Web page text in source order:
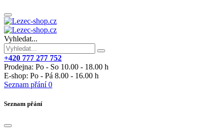
Vyhledat...
+420 777 277 752
Prodejna: Po - So 10.00 - 18.00 h
E-shop: Po - Pá 8.00 - 16.00 h
Seznam přání 0
Seznam přání